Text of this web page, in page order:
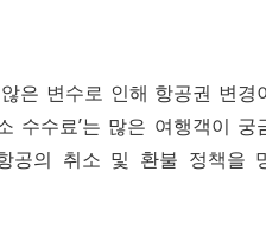
은 변수로 인해 항공권 변경
수수료’는 많은 여행객이
공의 취소 및 환불 정책을